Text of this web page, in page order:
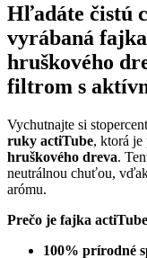
hruškového
dreva
(na
8
mm
akt.
filter)
Hľadáte čistú
vyrábaná
hruškového
filtrom s
Vychutnajte si
ruky actiTube, ktorá je
hruškového dreva.
neutrálnou chuťou,
arómu.
Prečo je fajka
100% prírodné